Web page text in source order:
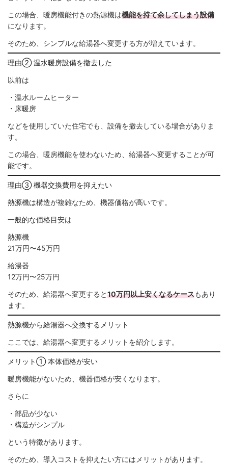
この場合、暖房機能付きの熱源機は機能を持て余してしまう設備
になります。
そのため、シンプルな給湯器へ変更する方が増えています。
理由② 温水暖房設備を撤去した
以前は
・温水ルームヒーター
・床暖房
などを使用していた住宅でも、設備を撤去している場合がありま
す。
この場合、暖房機能を使わないため、給湯器へ変更することが可
能です。
理由③ 機器交換費用を抑えたい
熱源機は構造が複雑なため、機器価格が高いです。
一般的な価格目安は
熱源機
21万円〜45万円
給湯器
12万円〜25万円
そのため、給湯器へ変更すると10万円以上安くなるケースもあり
ます。
熱源機から給湯器へ交換するメリット
ここでは、給湯器へ変更するメリットを紹介します。
メリット① 本体価格が安い
暖房機能がないため、機器価格が安くなります。
さらに
・部品が少ない
・構造がシンプル
という特徴があります。
そのため、導入コストを抑えたい方にはメリットがあります。